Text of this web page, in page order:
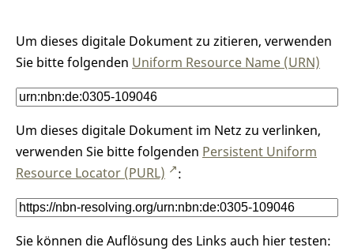
Um dieses digitale Dokument zu zitieren, verwenden
Sie bitte folgenden Uniform Resource Name (URN)
Um dieses digitale Dokument im Netz zu verlinken,
verwenden Sie bitte folgenden Persistent Uniform
Resource Locator (PURL)
:
Sie können die Auflösung des Links auch hier testen: